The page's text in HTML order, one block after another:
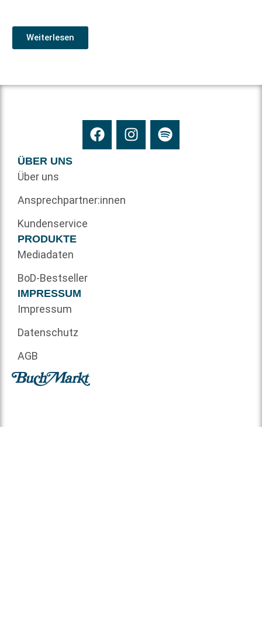
Weiterlesen
ÜBER UNS
Über uns
Ansprechpartner:innen
Kundenservice
PRODUKTE
Mediadaten
BoD-Bestseller
IMPRESSUM
Impressum
Datenschutz
AGB